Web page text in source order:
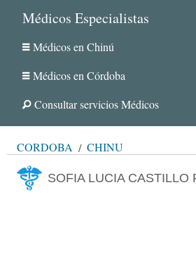
Médicos Especialistas
Médicos en Chinú
Médicos en Córdoba
Consultar servicios Médicos
CÓRDOBA CHINÚ
SOFIA LUCIA CASTILLO